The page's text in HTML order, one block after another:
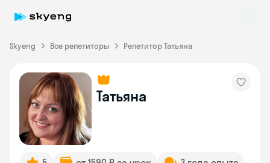
Skyeng Все репетиторы Репетитор Татьяна
Татьяна
Skyeng Chat
online